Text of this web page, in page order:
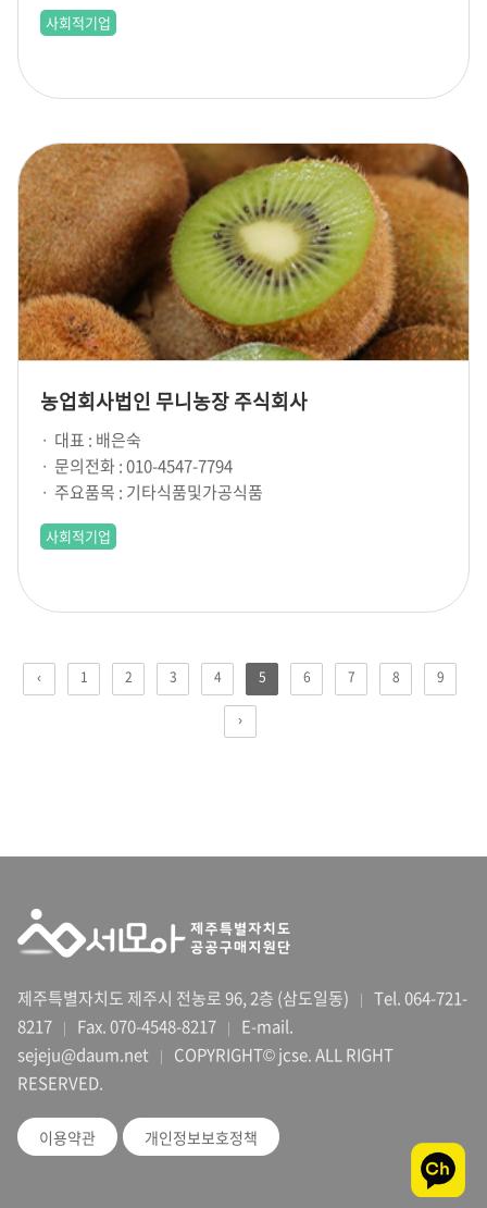
사회적기업
농업회사법인 무니농장 주식회사
대표 : 배은숙
문의전화 : 010-4547-7794
주요품목 : 기타식품및가공식품
사회적기업
‹ 1 2 3 4 5 6 7 8 9
›
제주특별자치도 제주시 전농로 96, 2층 (삼도일동) |
Tel. 064-721-
8217
| Fax. 070-4548-8217 |
E-mail.
sejeju@daum.net
|
COPYRIGHT© jcse. ALL RIGHT
RESERVED.
이용약관 개인정보보호정책